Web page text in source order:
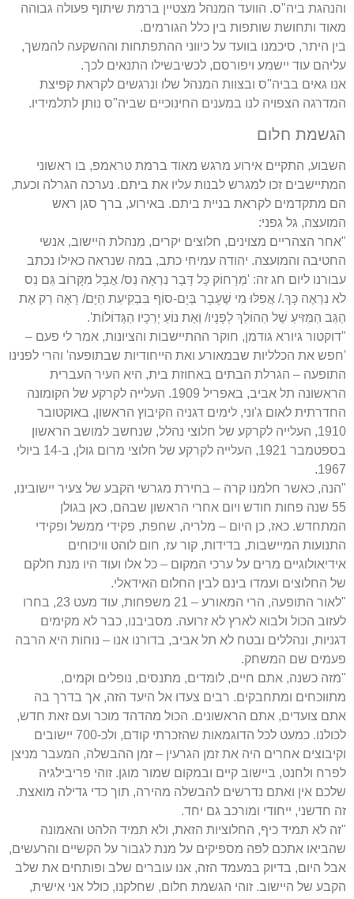
והנהגת ביה"ס. הוועד המנהל מצטיין ברמת שיתוף פעולה גבוהה
מאוד ותחושת שותפות בין כלל הגורמים.
בין היתר, סיכמנו בוועד על כיווני ההתפתחות וההשקעה להמשך,
עליהם עוד יישמע ויפורסם, לכשיבשילו התנאים לכך.
אנו גאים בביה"ס ובצוות המנהל שלו ונרגשים לקראת קפיצת
המדרגה הצפויה לנו במענים החינוכיים שביה"ס נותן לתלמידיו.
הגשמת חלום
השבוע, התקיים אירוע מרגש מאוד ברמת טראמפ, בו ראשוני
המתיישבים זכו למגרש לבנות עליו את ביתם. נערכה הגרלה וכעת,
הם מתקדמים לקראת בניית ביתם. באירוע, ברך סגן ראש
המועצה, גל גפני:
"אחר הצהריים מצוינים, חלוצים יקרים, מִנהלת היישוב, אנשי
החטיבה והמועצה. יהודה עמיחי כתב, במה שנראה כאילו נכתב
עבורנו ליום חג זה: 'מְרָחוֹק כָּל דָּבָר נִרְאָה נֵס/ אֲבָל מִקָּרוֹב גַּם נֵס
לֹא נִרְאֶה כָּךְ./ אֲפִלּוּ מִי שֶׁעָבָר בְּיָם-סוֹף בִּבְקִיעַת הַיָּם/ רָאָה רַק אֶת
הַגַּב הַמַּזִּיעַ שֶׁל הַהוֹלֵךְ לְפָנָיו/ וְאֶת נוֹעַ יְרֵכָיו הַגְּדוֹלוֹת'.
"דוקטור גיורא גודמן, חוקר ההתיישבות והציונות, אמר לי פעם –
'חפש את הכלליות שבמאורע ואת הייחודיות שבתופעה' והרי לפנינו
התופעה – הגרלת הבתים באחוזת בית, היא העיר העברית
הראשונה תל אביב, באפריל 1909. העלייה לקרקע של הקומונה
החדרתית לאום ג'וני, לימים דגניה הקיבוץ הראשון, באוקטובר
1910, העלייה לקרקע של חלוצי נהלל, שנחשב למושב הראשון
בספטמבר 1921, העלייה לקרקע של חלוצי מרום גולן, ב-14 ביולי
1967.
"הנה, כאשר חלמנו קרה – בחירת מגרשי הקבע של צעיר יישובינו,
55 שנה פחות חודש ויום אחרי הראשון שבהם, כאן בגולן
המתחדש. כאז, כן היום – מלריה, שחפת, פקידי ממשל ופקידי
התנועות המיישבות, בדידות, קור עז, חום לוהט וויכוחים
אידיאולוגיים מרים על ערכי המקום – כל אלו ועוד היו מנת חלקם
של החלוצים ועמדו בינם לבין החלום האידאלי.
"לאור התופעה, הרי המאורע – 21 משפחות, עוד מעט 23, בחרו
לעזוב הכול ולבוא לארץ לא זרועה. מסביבנו, כבר לא מקימים
דגניות, ונהללים ובטח לא תל אביב, בדורנו אנו – נוחות היא הרבה
פעמים שם המשחק.
"מזה כשנה, אתם חיים, לומדים, מתנסים, נופלים וקמים,
מתווכחים ומתחבקים. רבים צעדו אל היעד הזה, אך בדרך בה
אתם צועדים, אתם הראשונים. הכול מהדהד מוכר ועם זאת חדש,
לכולנו. כמעט לכל הדוגמאות שהזכרתי קודם, ולכ-700 יישובים
וקיבוצים אחרים היה את זמן הגרעין – זמן ההבשלה, המעבר מניצן
לפרח ולחנט, ביישוב קיים ובמקום שמור מוגן. זוהי פריבילגיה
שלכם אין ואתם נדרשים להבשלה מהירה, תוך כדי גדילה מואצת.
זה חדשני, ייחודי ומורכב גם יחד.
"זה לא תמיד כיף, החלוציות הזאת, ולא תמיד הלהט והאמונה
שהביאו אתכם לפה מספיקים על מנת לגבור על הקשיים והרעשים,
אבל היום, בדיוק במעמד הזה, אנו עוברים שלב ופותחים את שלב
הקבע של היישוב. זוהי הגשמת חלום, שחלקנו, כולל אני אישית,